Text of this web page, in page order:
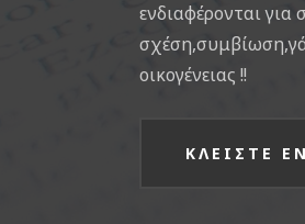
ενδιαφέρονται για
οικογένειας !!
ΚΛΕΙΣΤΕ